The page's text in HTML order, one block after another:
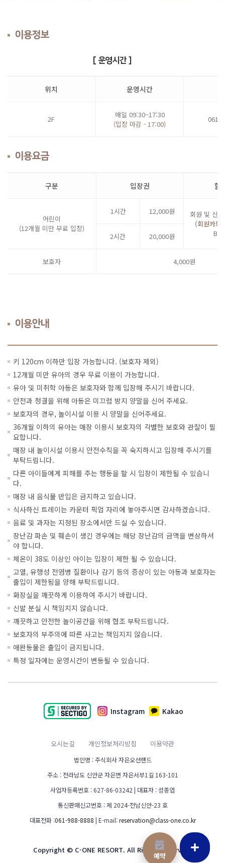
예약
이용정보
[ 운영시간 ]
위치 운영시간
2F
매일 09:30~17:30
(입장 마감 - 17:00)
이용요금
구분 입장권 할
어린이
(12개월 미만 무료 입장)
1시간 12,000원
회원 및 신
(회원카드
2시간 20,000원
보호자 4,000원
이용안내
키 120cm 이하만 입장 가능합니다. (보호자 제외)
12개월 미만 유아의 경우 무료 이용이 가능합니다.
유아 및 미취학 아동은 보호자와 함께 입장해 주시기 바랍니다.
안전과 청결을 위해 아동은 미끄럼 방지 양말을 신어 주세요.
보호자의 경우, 놀이시설 이용 시 양말을 신어주세요.
36개월 이하의 유아는 매장 이용시 보호자의 각별한 보호와 관찰이 필
요합니다.
매장 내 놀이시설 이용시 안전수칙을 꼭 숙지하시고 입장해 주시기를
부탁드립니다.
다른 아이들에게 피해를 주는 행동을 할 시 입장이 제한될 수 있습니
다.
매장 내 음식물 반입은 금지하고 있습니다.
식사하신 트레이는 카운터 픽업 자리에 놓아주시면 감사하겠습니다.
음료 및 과자는 지정된 장소에서만 드실 수 있습니다.
장난감 파손 및 훼손이 생긴 경우에는 해당 장난감의 금액을 변상하셔
야 합니다.
체온이 38도 이상인 아이는 입장이 제한 될 수 있습니다.
고열, 유행성 전염병 질환이나 감기 등의 증상이 있는 아동과 보호자는
출입이 제한됨을 양해 부탁드립니다.
화장실을 깨끗하게 이용하여 주시기 바랍니다.
신발 분실 시 책임지지 않습니다.
깨끗하고 안전한 놀이공간을 위해 협조 부탁드립니다.
보호자의 부주의에 따른 사고는 책임지지 않습니다.
애완동물은 출입이 금지됩니다.
특정 일자에는 운영시간이 변동될 수 있습니다.
오시는길 개인정보처리방침 이용약관
법인명 : 주식회사 자은오션랜드
주소 : 전라남도 신안군 자은면 자은서부1길 163-101
사업자등록번호 : 627-86-03242 | 대표자 : 성종엽
통신판매신고번호 : 제 2024-전남신안-23 호
대표전화 :061-988-8888 | E-mail:reservation@class-one.co.kr
Copyright © C-ONE RESORT. All Rights Reserved.
Instagram Kakao